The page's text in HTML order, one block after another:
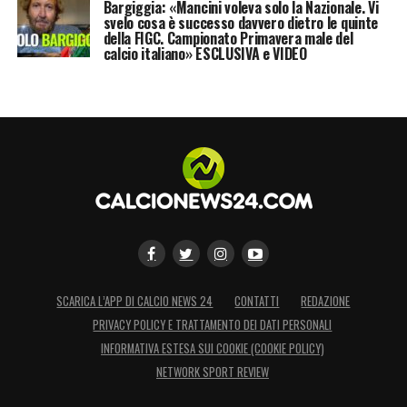
oggetto un evento avvenuto durante la gara
all’interno dell’impianto sportivo».
Bargiggia: «Mancini voleva solo la Nazionale. Vi
svelo cosa è successo davvero dietro le quinte
della FIGC. Campionato Primavera male del
calcio italiano» ESCLUSIVA e VIDEO
SCARICA L’APP DI CALCIO NEWS 24 CONTATTI
REDAZIONE
PRIVACY POLICY E TRATTAMENTO DEI DATI PERSONALI
INFORMATIVA ESTESA SUI COOKIE (COOKIE POLICY)
NETWORK SPORT REVIEW